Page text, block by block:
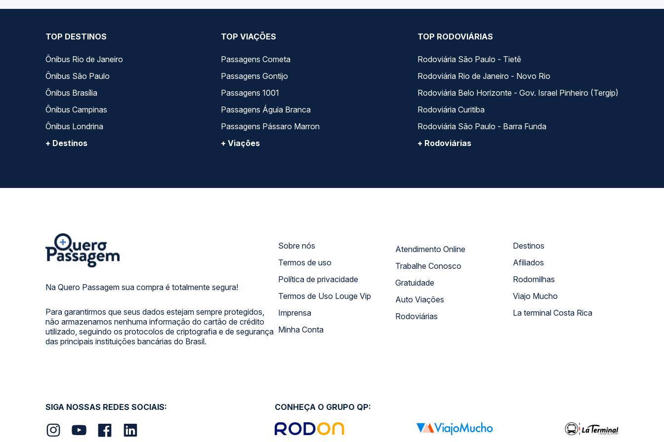
TOP DESTINOS
Ônibus Rio de Janeiro
Ônibus São Paulo
Ônibus Brasília
Ônibus Campinas
Ônibus Londrina
+ Destinos
TOP VIAÇÕES
Passagens Cometa
Passagens Gontijo
Passagens 1001
Passagens Águia Branca
Passagens Pássaro Marron
+ Viações
TOP RODOVIÁRIAS
Rodoviária São Paulo - Tietê
Rodoviária Rio de Janeiro - Novo Rio
Rodoviária Belo Horizonte - Gov. Israel Pinheiro (Tergip)
Rodoviária Curitiba
Rodoviária São Paulo - Barra Funda
+ Rodoviárias
Na Quero Passagem sua compra é totalmente segura!
Para garantirmos que seus dados estejam sempre protegidos,
não armazenamos nenhuma informação do cartão de crédito
utilizado, seguindo os protocolos de criptografia e de segurança
das principais instituições bancárias do Brasil.
Sobre nós
Termos de uso
Política de privacidade
Termos de Uso Louge Vip
Imprensa
Minha Conta
Atendimento Online
Trabalhe Conosco
Gratuidade
Auto Viações
Rodoviárias
Destinos
Afiliados
Rodomilhas
Viajo Mucho
La terminal Costa Rica
SIGA NOSSAS REDES SOCIAIS: CONHEÇA O GRUPO QP: